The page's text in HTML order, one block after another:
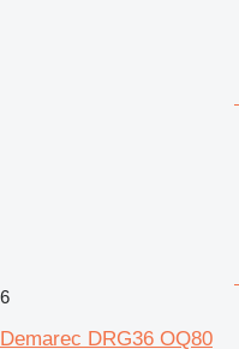
6
Demarec DRG36 OQ80